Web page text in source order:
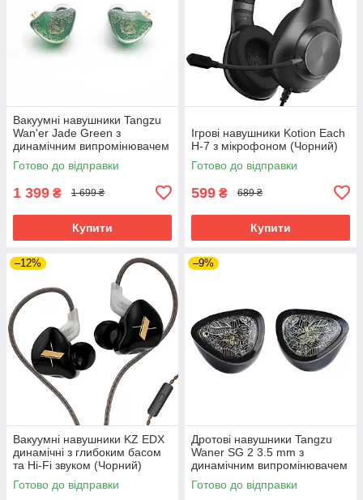
Вакуумні навушники Tangzu
Wan'er Jade Green з
динамічним випромінювачем
(Зелений)
Готово до відправки
1 399 ₴ 1 699 ₴
Купити
Ігрові навушники Kotion Each
H-7 з мікрофоном (Чорний)
Готово до відправки
599 ₴ 689 ₴
Купити
–12%
Вакуумні навушники KZ EDX
динамічні з глибоким басом
та Hi-Fi звуком (Чорний)
Готово до відправки
–9%
Дротові навушники Tangzu
Waner SG 2 3.5 mm з
динамічним випромінювачем
(Чорний)
Готово до відправки